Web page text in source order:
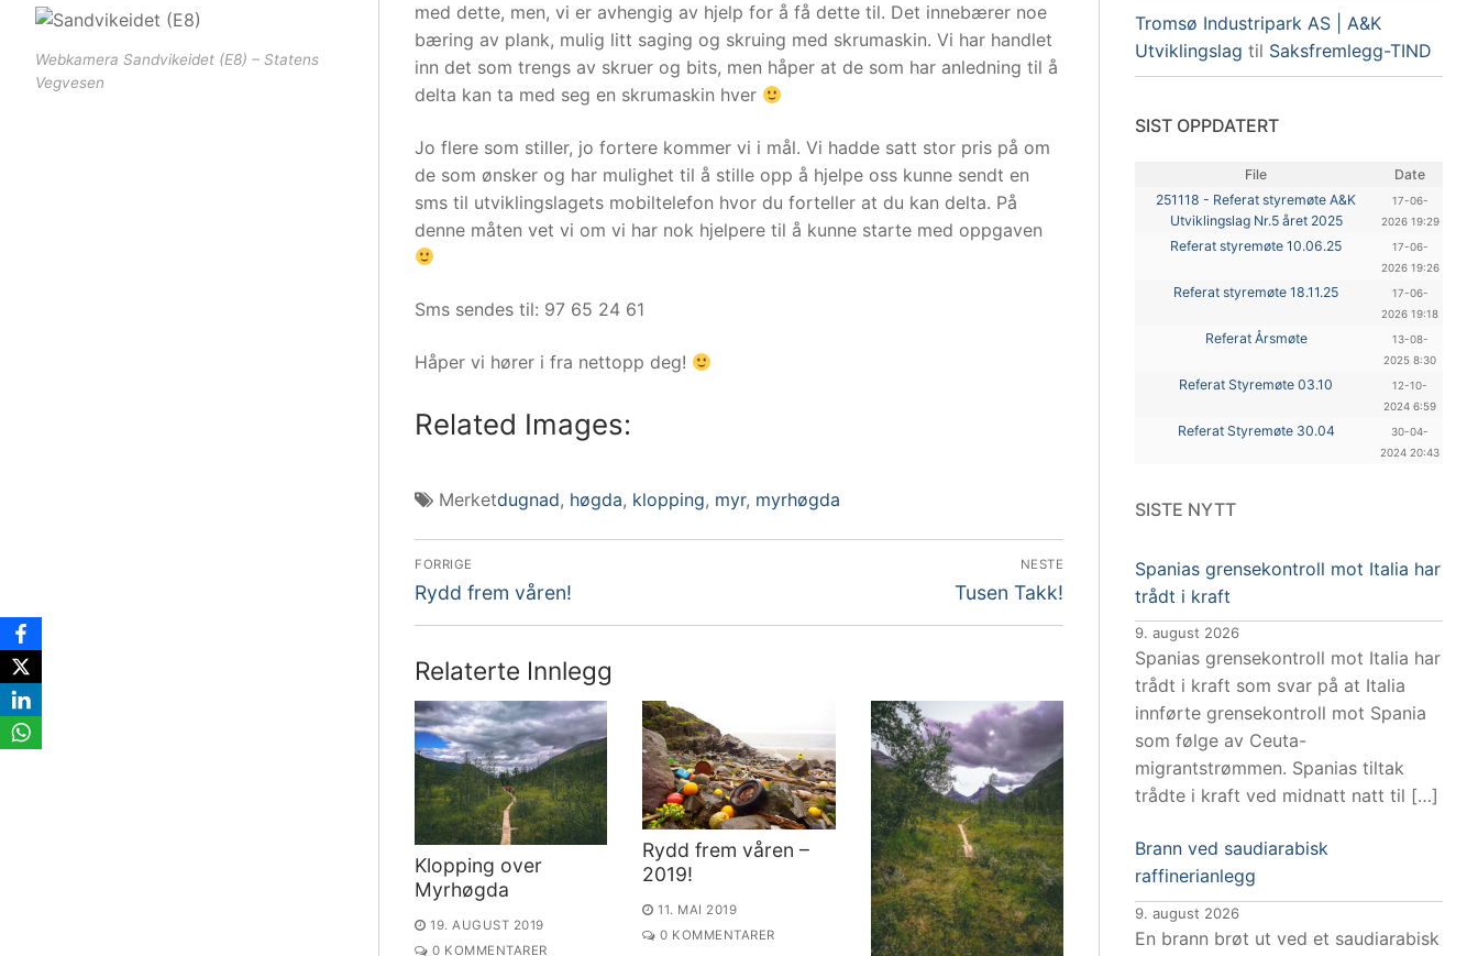
med dette, men, vi er avhengig av hjelp for å få dette til. Det innebærer noe
bæring av plank, mulig litt saging og skruing med skrumaskin. Vi har handlet
inn det som trengs av skruer og bits, men håper at de som har anledning til å
delta kan ta med seg en skrumaskin hver
Jo flere som stiller, jo fortere kommer vi i mål. Vi hadde satt stor pris på om
de som ønsker og har mulighet til å stille opp å hjelpe oss kunne sendt en
sms til utviklingslagets mobiltelefon hvor du forteller at du kan delta. På
denne måten vet vi om vi har nok hjelpere til å kunne starte med oppgaven
Sms sendes til: 97 65 24 61
Håper vi hører i fra nettopp deg!
Related Images:
Merketdugnad, høgda, klopping, myr, myrhøgda
Innleggsnavigasjon
FORRIGE
Forrige
Rydd frem våren!
NESTE
Neste
Tusen Takk!
Relaterte Innlegg
Klopping over
Myrhøgda
19. AUGUST 2019
0 KOMMENTARER
Rydd frem våren –
2019!
11. MAI 2019
0 KOMMENTARER
Tromsø Industripark AS | A&K
Utviklingslag til Saksfremlegg-TIND
SIST OPPDATERT
File
Date
251118 - Referat styremøte A&K
Utviklingslag Nr.5 året 2025
17-06-
2026 19:29
Referat styremøte 10.06.25
17-06-
2026 19:26
Referat styremøte 18.11.25
17-06-
2026 19:18
Referat Årsmøte
13-08-
2025 8:30
Referat Styremøte 03.10
12-10-
2024 6:59
Referat Styremøte 30.04
30-04-
2024 20:43
SISTE NYTT
Spanias grensekontroll mot Italia har
trådt i kraft
9. august 2026
Spanias grensekontroll mot Italia har
trådt i kraft som svar på at Italia
innførte grensekontroll mot Spania
som følge av Ceuta-
migrantstrømmen. Spanias tiltak
trådte i kraft ved midnatt natt til […]
Brann ved saudiarabisk
raffinerianlegg
9. august 2026
En brann brøt ut ved et saudiarabisk
Webkamera Sandvikeidet (E8) – Statens
Vegvesen